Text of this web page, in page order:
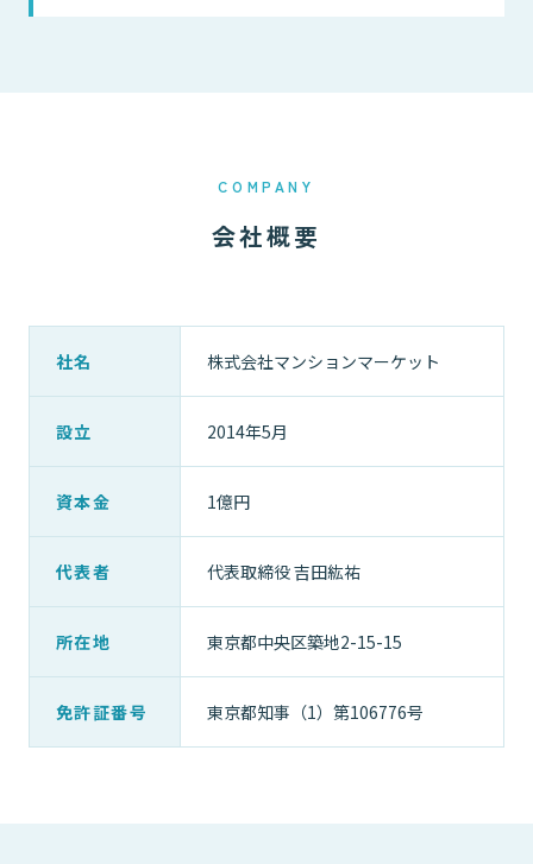
COMPANY
会社概要
社名 株式会社マンションマーケット
設立 2014年5月
資本金 1億円
代表者 代表取締役 吉田紘祐
所在地 東京都中央区築地2-15-15
免許証番号 東京都知事（1）第106776号